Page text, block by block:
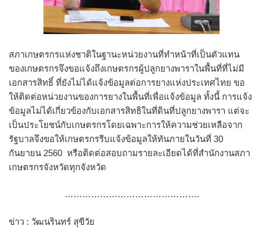
สภาเกษตรกรแห่งชาติในฐานะหน่วยงานที่ทำหน้าที่เป็นตัวแทน
ของเกษตรกรจึงขอแจ้งถึงเกษตรกรผู้ปลูกยางพาราในพื้นที่ที่ไม่มี
เอกสารสิทธิ์ ที่ยังไม่ได้แจ้งข้อมูลต่อการยางแห่งประเทศไทย ขอ
ให้ติดต่อหน่วยงานของการยางในพื้นที่เพื่อแจ้งข้อมูล ทั้งนี้ การแจ้ง
ข้อมูลไม่ได้เกี่ยวข้องกับเอกสารสิทธิในที่ดินที่ปลูกยางพารา แต่จะ
เป็นประโยชน์กับเกษตรกรโดยเฉพาะการให้ความช่วยเหลือจาก
รัฐบาลจึงขอให้เกษตรกรรีบแจ้งข้อมูลให้ทันภายในวันที่ 30
กันยายน 2560 หรือติดต่อสอบถามรายละเอียดได้ที่สำนักงานสภา
เกษตรกรจังหวัดทุกจังหวัด
……………………………………….
ข่าว : วัฒนรินทร์ สุขีวัย